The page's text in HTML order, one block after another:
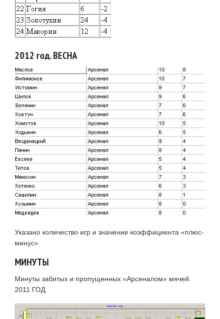
2012 год. ВЕСНА
Указано количество игр и значение коэффициента «плюс-
минус»
МИНУТЫ
Минуты забитых и пропущенных «Арсеналом» мячей.
2011 ГОД.